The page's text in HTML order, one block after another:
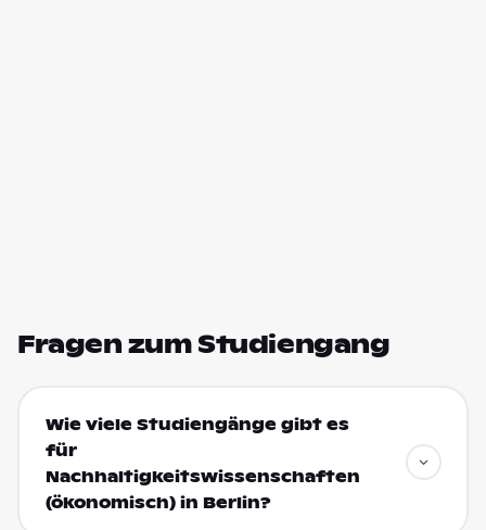
Fragen zum Studiengang
Wie viele Studiengänge gibt es
für
Nachhaltigkeitswissenschaften
(ökonomisch) in Berlin?